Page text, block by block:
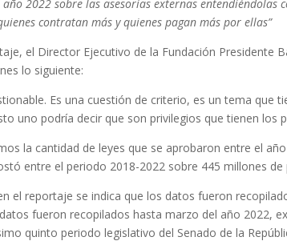
2022 sobre las asesorías externas entendiéndolas
contratan más y quienes pagan más por ellas”
el Director Ejecutivo de la Fundación Presidente
lo siguiente:
Es una cuestión de criterio, es un tema que
uno podría decir que son privilegios que tienen los
la cantidad de leyes que se aprobaron entre el
entre el periodo 2018-2022 sobre 445 millones de
el reportaje se indica que los datos fueron
fueron recopilados hasta marzo del año 2022,
quinto periodo legislativo del Senado de la